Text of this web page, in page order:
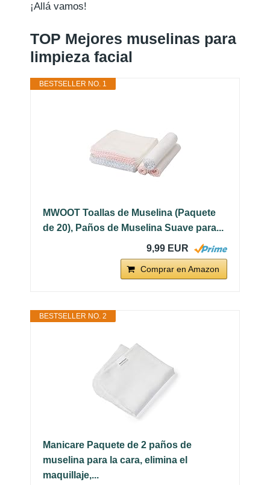
¡Allá vamos!
TOP Mejores muselinas para
limpieza facial
BESTSELLER NO. 1
MWOOT Toallas de Muselina (Paquete
de 20), Paños de Muselina Suave para...
9,99 EUR
Comprar en Amazon
BESTSELLER NO. 2
Manicare Paquete de 2 paños de
muselina para la cara, elimina el
maquillaje,...